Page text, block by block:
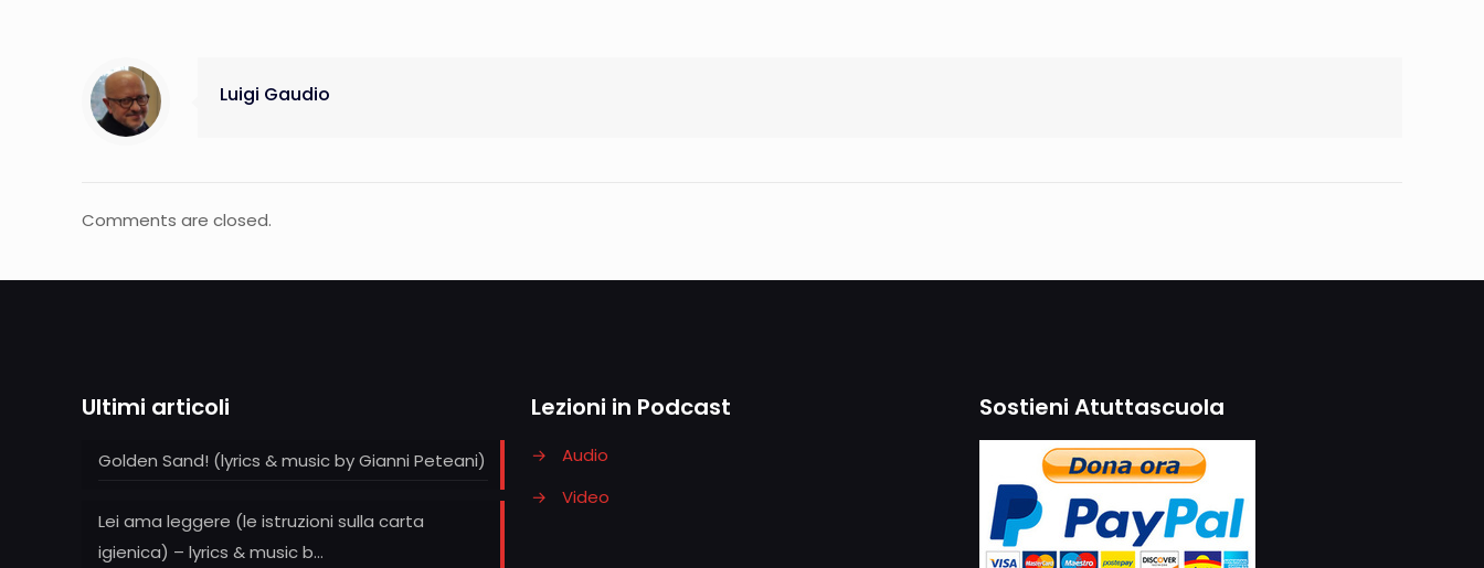
Luigi Gaudio
Comments are closed.
Ultimi articoli
Golden Sand! (lyrics & music by Gianni Peteani)
Lei ama leggere (le istruzioni sulla carta
igienica) – lyrics & music b…
Lezioni in Podcast
→
Audio
→
Video
Sostieni Atuttascuola